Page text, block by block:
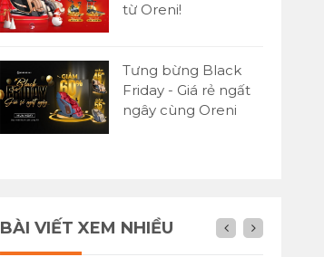
từ Oreni!
Tưng bừng Black
Friday - Giá rẻ ngất
ngây cùng Oreni
BÀI VIẾT XEM NHIỀU